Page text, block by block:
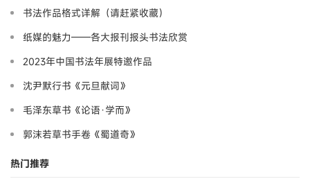
书法作品格式详解（请赶紧收藏）
纸媒的魅力——各大报刊报头书法欣赏
2023年中国书法年展特邀作品
沈尹默行书《元旦献词》
毛泽东草书《论语·学而》
郭沫若草书手卷《蜀道奇》
热门推荐